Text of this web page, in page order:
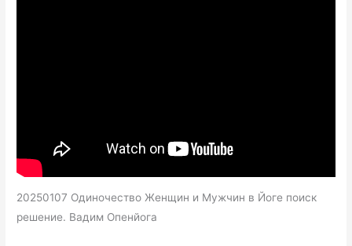
20250107 Одиночество Женщин и Мужчин в Йоге поиск
решение. Вадим Опенйога